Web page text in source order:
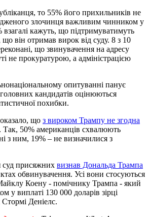
то 55% його прихильників не
злочинця важливим чинником у
кажуть, що підтримуватимуть
він отримав вирок від суду. 8 з 10
що звинувачення на адресу
не прокуратурою, а адміністрацією
опитуванні панує
кандидатів оцінюються
похибки.
що з вироком Трампу не згодна
. Так, 50% американців схвалюють
з ним, 19% – не визначилися з
суд присяжних визнав Дональда Трампа
обвинувачення. Усі вони стосуються
Коену - помічнику Трампа - який
у виплаті 130 000 доларів зірці
Деніелс.